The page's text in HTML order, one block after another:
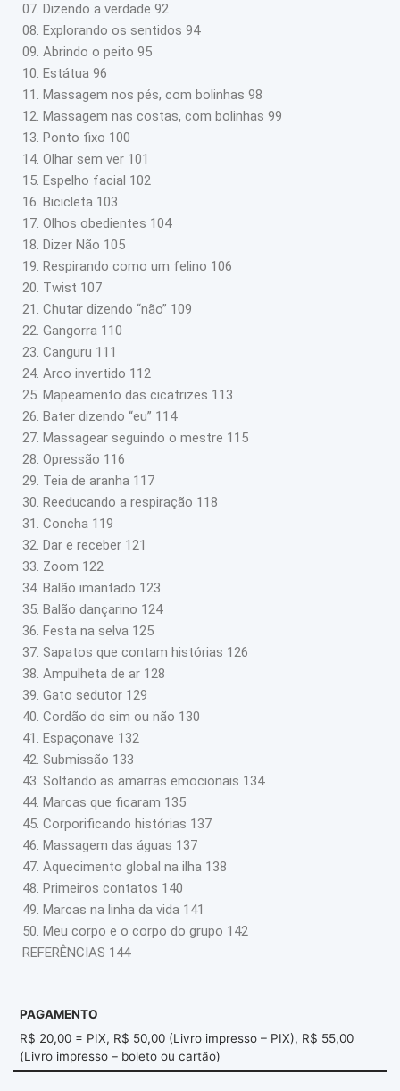
07. Dizendo a verdade 92
08. Explorando os sentidos 94
09. Abrindo o peito 95
10. Estátua 96
11. Massagem nos pés, com bolinhas 98
12. Massagem nas costas, com bolinhas 99
13. Ponto fixo 100
14. Olhar sem ver 101
15. Espelho facial 102
16. Bicicleta 103
17. Olhos obedientes 104
18. Dizer Não 105
19. Respirando como um felino 106
20. Twist 107
21. Chutar dizendo “não” 109
22. Gangorra 110
23. Canguru 111
24. Arco invertido 112
25. Mapeamento das cicatrizes 113
26. Bater dizendo “eu” 114
27. Massagear seguindo o mestre 115
28. Opressão 116
29. Teia de aranha 117
30. Reeducando a respiração 118
31. Concha 119
32. Dar e receber 121
33. Zoom 122
34. Balão imantado 123
35. Balão dançarino 124
36. Festa na selva 125
37. Sapatos que contam histórias 126
38. Ampulheta de ar 128
39. Gato sedutor 129
40. Cordão do sim ou não 130
41. Espaçonave 132
42. Submissão 133
43. Soltando as amarras emocionais 134
44. Marcas que ficaram 135
45. Corporificando histórias 137
46. Massagem das águas 137
47. Aquecimento global na ilha 138
48. Primeiros contatos 140
49. Marcas na linha da vida 141
50. Meu corpo e o corpo do grupo 142
REFERÊNCIAS 144
PAGAMENTO
R$ 20,00 = PIX, R$ 50,00 (Livro impresso – PIX), R$ 55,00
(Livro impresso – boleto ou cartão)